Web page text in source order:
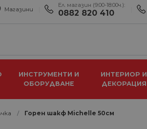
Магазини
Ел. магазин (9:00-18:00ч.):
0882 820 410
ИНСТРУМЕНТИ И
ОБОРУДВАНЕ
ИНТЕРИОР И
ДЕКОРАЦИЯ
Горен шакф Michelle 50см